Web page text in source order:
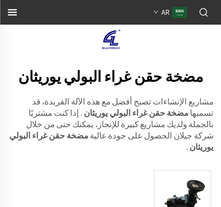
AR
مضخة حقن غراء البولي يوريثان
مشاريع الإنشاءات تصبح أفضل مع هذه الآلة الفريدة، قد
تسميهامضخة حقن غراء البولي يوريثان . إذا كنت مشتريًا
بالجملة ولديك مشاريع كبيرة للإنجاز، يمكنك حتى من خلال
شركة جيلان الحصول على جودة عاليةمضخة حقن غراء البولي
يوريثان .